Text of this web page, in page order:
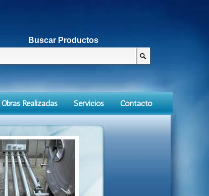
Buscar Productos
Obras Realizadas Servicios Contacto